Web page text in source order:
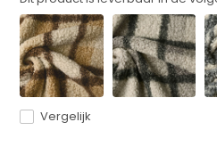
Vergelijk